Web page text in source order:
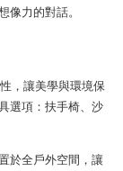
像力的對話。
，讓美學與環境保
選項：扶手椅、沙
於全戶外空間，讓